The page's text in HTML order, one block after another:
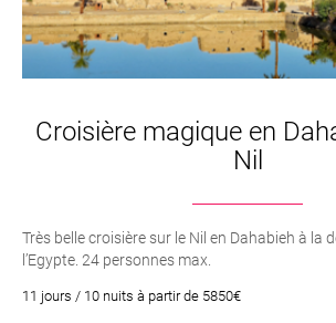
Croisière magique en
Nil
Très belle croisière sur le Nil en Dahabieh à la
l’Egypte. 24 personnes max.
11 jours / 10 nuits à partir de 5850€